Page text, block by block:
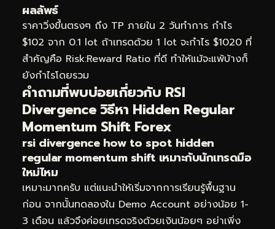
ผลลัพธ์
ราคาวิ่งขึ้นตรงๆ ถึง TP ภายใน 2 วันทำการ กำไร
$102 จาก 0.1 lot ถ้าเทรดด้วย 1 lot จะกำไร $1020 ที่
สำคัญคือ Risk:Reward Ratio ที่ดี ทำให้แม้จะแพ้บ้างก็
ยังกำไรโดยรวม
คำถามที่พบบ่อยเกี่ยวกับ RSI
Divergence วิธีหา Hidden Regular
Momentum Shift Forex
rsi divergence how to spot hidden
regular momentum shift เหมาะกับนักเทรดมือ
ใหม่ไหม
เหมาะมากครับ แต่แนะนำให้เริ่มจากการเรียนรู้พื้นฐาน
ก่อน จากนั้นทดลองใน Demo Account อย่างน้อย 1-
3 เดือน แล้วจึงค่อยเทรดจริงด้วยเงินน้อยๆ อย่าเพิ่ง